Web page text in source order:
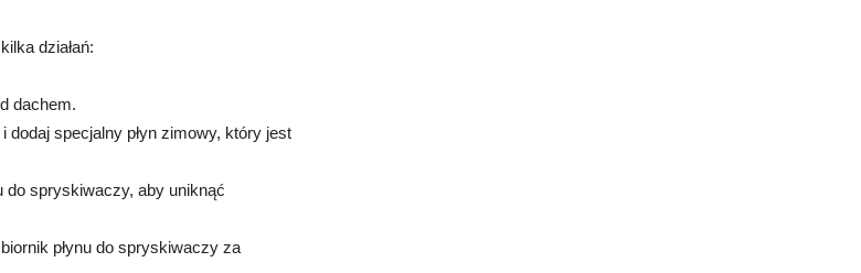
działań:
dachem.
dodaj specjalny płyn zimowy, który jest
do spryskiwaczy, aby uniknąć
płynu do spryskiwaczy za